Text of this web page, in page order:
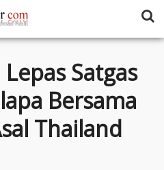
Satgas
Bersama
Thailand